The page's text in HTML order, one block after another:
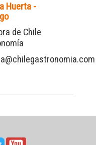
Huerta -
de Chile